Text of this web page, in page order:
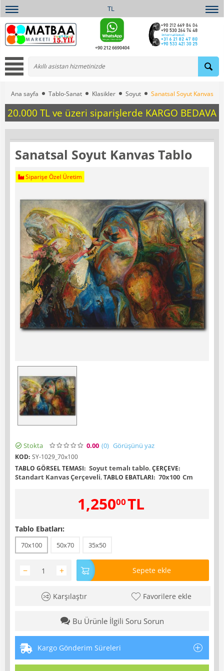
TL
+90 212 6690404
Ana sayfa Tablo-Sanat Klasikler Soyut Sanatsal Soyut Kanvas
20.000 TL ve üzeri siparişlerde KARGO BEDAVA
Sanatsal Soyut Kanvas Tablo
Siparişe Özel Üretim
Stokta 0.00 (0) Görüşünü yaz
KOD: SY-1029_70x100
TABLO GÖRSEL TEMASI: Soyut temalı tablo,ÇERÇEVE:
Standart Kanvas Çerçeveli,TABLO EBATLARI: 70x100 Cm
1,25000TL
Tablo Ebatları:
70x100 50x70 35x50
+
− Sepete ekle
Karşılaştır Favorilere ekle
Bu Ürünle İlgili Soru Sorun
Kargo Gönderim Süreleri